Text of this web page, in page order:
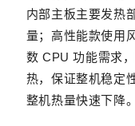
内部主板主要发热
量；高性能款使用
数 CPU 功能需求
热，保证整机稳定
整机热量快速下降。